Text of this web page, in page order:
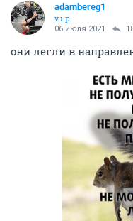
adambereg1
v.i.p.
06 июля 2021
они легли в